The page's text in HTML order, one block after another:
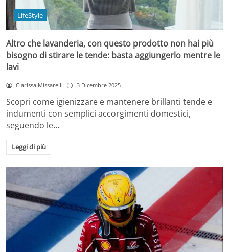
LifeStyle
Altro che lavanderia, con questo prodotto non hai più
bisogno di stirare le tende: basta aggiungerlo mentre le
lavi
Clarissa Missarelli 3 Dicembre 2025
Scopri come igienizzare e mantenere brillanti tende e
indumenti con semplici accorgimenti domestici,
seguendo le…
Leggi di più